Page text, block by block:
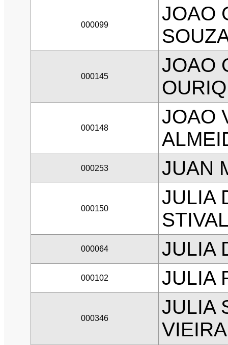
000099
JOAO
000145
JOAO
000148
JOAO
000253 JUAN
000150
JULIA
000064 JULIA
000102 JULIA
000346
JULIA
VIEIRA